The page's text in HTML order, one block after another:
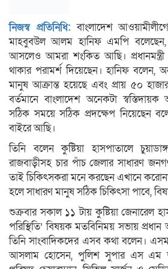
নিজস্ব প্রতিনিধি:বাংলাদেশ
মাহবুবউল আলম হানিফ এমপি বলেছেন,
আসলেও আমরা শংকিত আছি। প্রধানমন্ত্রী
থাকার পরামর্শ দিয়েছেন। হানিফ
মানুষ আক্রান্ত হয়েছে এবং প্রায় ৫০
বর্তমানে বাংলাদেশ অনেকটা স্বস্তিদায়ক
সঠিক সময়ে সঠিক প্রদক্ষেপ নিয়েছেন
বাইরে আছি।
তিনি বলেন কুষ্টিয়া হাসপাতালে
রাজবাড়ীসহ চার পাঁচ জেলার সাধারণ
তাই চিকিৎসকরা মনে করছেন এখানে করোনা
হলে সাধারণ মানুষ সঠিক চিকিৎসা পাবে,
শুক্রবার সকাল ১১ টায় কুষ্টিয়া জেনারেল
পরিস্থিতি’ বিষয়ক মতবিনিময় সভায়
তিনি সাংবাদিকদের এসব কথা বলেন।
আসলাম হোসেন, পুলিশ সুপার এস এম